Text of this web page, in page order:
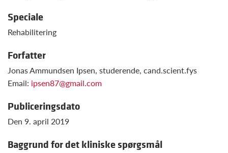
Speciale
Rehabilitering
Forfatter
Jonas Ammundsen Ipsen, studerende, cand.scient.fys
Email: ipsen87@gmail.com
Publiceringsdato
Den 9. april 2019
Baggrund for det kliniske spørgsmål